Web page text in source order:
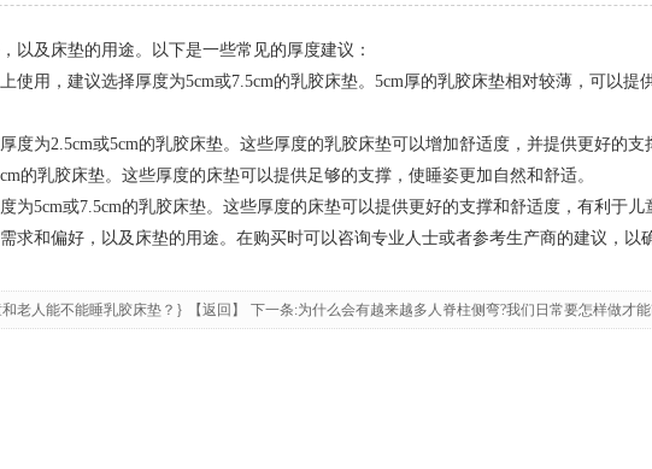
及床垫的用途。以下是一些常见的厚度建议：
，建议选择厚度为5cm或7.5cm的乳胶床垫。5cm厚的乳胶床垫相对较薄，可以提
为2.5cm或5cm的乳胶床垫。这些厚度的乳胶床垫可以增加舒适度，并提供更好的支
乳胶床垫。这些厚度的床垫可以提供足够的支撑，使睡姿更加自然和舒适。
或7.5cm的乳胶床垫。这些厚度的床垫可以提供更好的支撑和舒适度，有利于儿
和偏好，以及床垫的用途。在购买时可以咨询专业人士或者参考生产商的建议，以
老人能不能睡乳胶床垫？} 【返回】 下一条:为什么会有越来越多人脊柱侧弯?我们日常要怎样做才